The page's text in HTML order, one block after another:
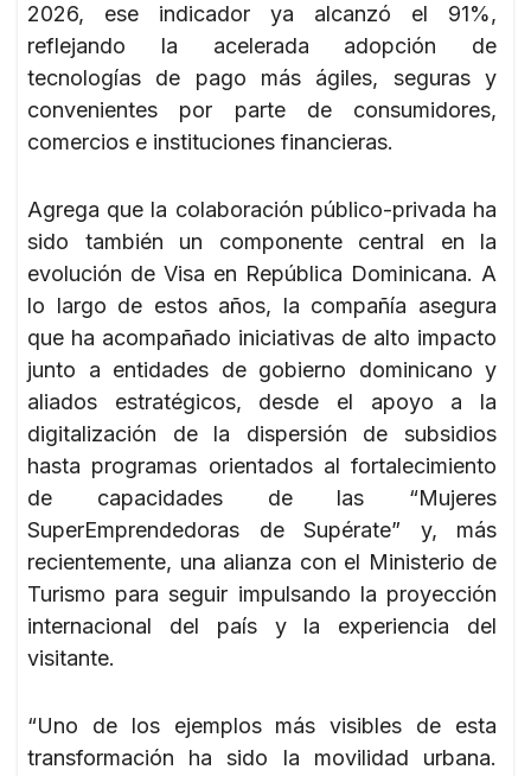
2026, ese indicador ya alcanzó el 91%,
reflejando la acelerada adopción de
tecnologías de pago más ágiles, seguras y
convenientes por parte de consumidores,
comercios e instituciones financieras.
Agrega que la colaboración público-privada ha
sido también un componente central en la
evolución de Visa en República Dominicana. A
lo largo de estos años, la compañía asegura
que ha acompañado iniciativas de alto impacto
junto a entidades de gobierno dominicano y
aliados estratégicos, desde el apoyo a la
digitalización de la dispersión de subsidios
hasta programas orientados al fortalecimiento
de capacidades de las “Mujeres
SuperEmprendedoras de Supérate” y, más
recientemente, una alianza con el Ministerio de
Turismo para seguir impulsando la proyección
internacional del país y la experiencia del
visitante.
“Uno de los ejemplos más visibles de esta
transformación ha sido la movilidad urbana.